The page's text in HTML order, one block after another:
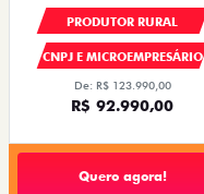
PRODUTOR RURAL
CNPJ E MICROEMPRESÁRIO
De: R$ 123.990,00
R$ 92.990,00
Quero agora!